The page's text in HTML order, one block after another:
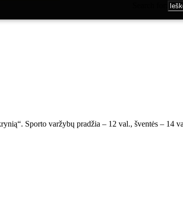
Sporto varžybų pradžia – 12 val., šventės – 14